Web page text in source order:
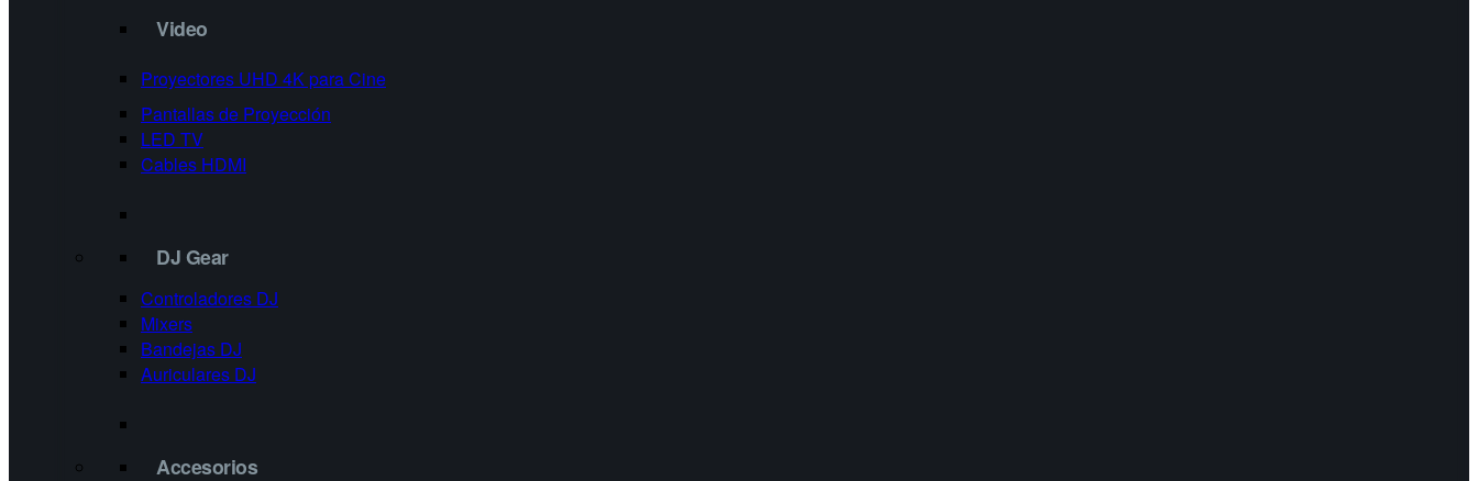
Video
Proyectores UHD 4K para Cine
Pantallas de Proyección
LED TV
Cables HDMI
DJ Gear
Controladores DJ
Mixers
Bandejas DJ
Auriculares DJ
Accesorios